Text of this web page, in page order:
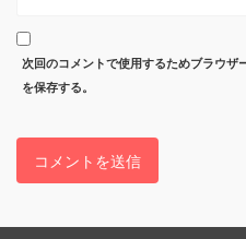
次回のコメントで使用するためブラウザ
を保存する。